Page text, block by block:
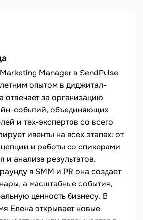
Manager в SendPulse
опытом в диджитал-
отвечает за организацию
событий, объединяющих
и тех-экспертов со всего
ивенты на всех этапах: от
и работы со спикерами
и анализа результатов.
в SMM и PR она создает
а масштабные события,
ценность бизнесу. В
Елена открывает новые